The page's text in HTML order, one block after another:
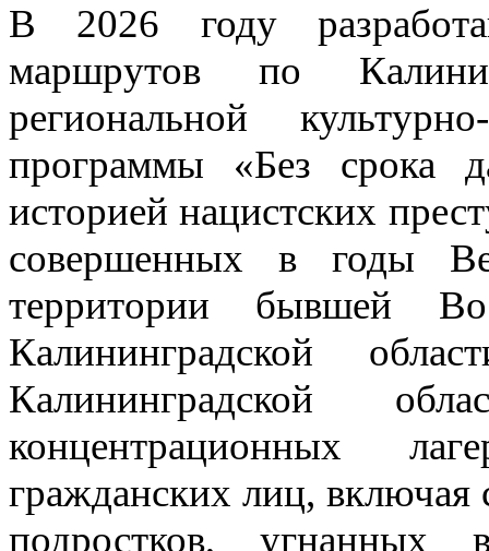
В 2026 году
маршрутов по
региональной
программы «Без срока
историей нацистских
совершенных в годы
территории бывшей
Калининградской
Калининградской
концентрационных
гражданских лиц,
подростков,